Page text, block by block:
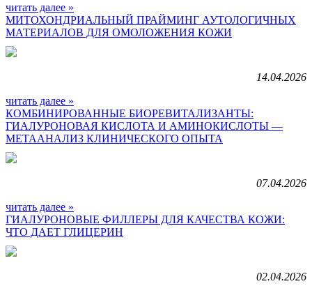
читать далее »
МИТОХОНДРИАЛЬНЫЙ ПРАЙМИНГ АУТОЛОГИЧНЫХ
МАТЕРИАЛОВ ДЛЯ ОМОЛОЖЕНИЯ КОЖИ
14.04.2026
читать далее »
КОМБИНИРОВАННЫЕ БИОРЕВИТАЛИЗАНТЫ:
ГИАЛУРОНОВАЯ КИСЛОТА И АМИНОКИСЛОТЫ —
МЕТААНАЛИЗ КЛИНИЧЕСКОГО ОПЫТА
07.04.2026
читать далее »
ГИАЛУРОНОВЫЕ ФИЛЛЕРЫ ДЛЯ КАЧЕСТВА КОЖИ:
ЧТО ДАЕТ ГЛИЦЕРИН
02.04.2026